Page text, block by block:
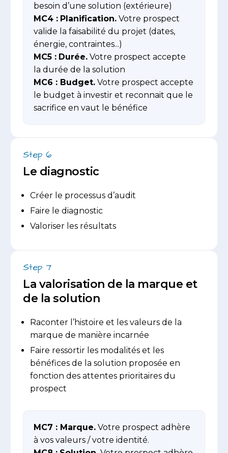
besoin d’une solution (extérieure)
MC4 : Planification. Votre prospect
valide la faisabilité du projet (dates,
énergie, contraintes...)
MC5 : Durée. Votre prospect accepte
la durée de la solution
MC6 : Budget. Votre prospect accepte
le budget à investir et reconnait que le
sacrifice en vaut le bénéfice
Step 6
Le diagnostic
Créer le processus d’audit
Faire le diagnostic
Valoriser les résultats
Step 7
La valorisation de la marque et
de la solution
Raconter l’histoire et les valeurs de la
marque de manière incarnée
Faire ressortir les modalités et les
bénéfices de la solution proposée en
fonction des attentes prioritaires du
prospect
MC7 : Marque. Votre prospect adhère
à vos valeurs / votre identité.